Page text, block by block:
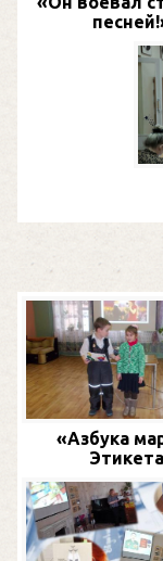
«Азбука